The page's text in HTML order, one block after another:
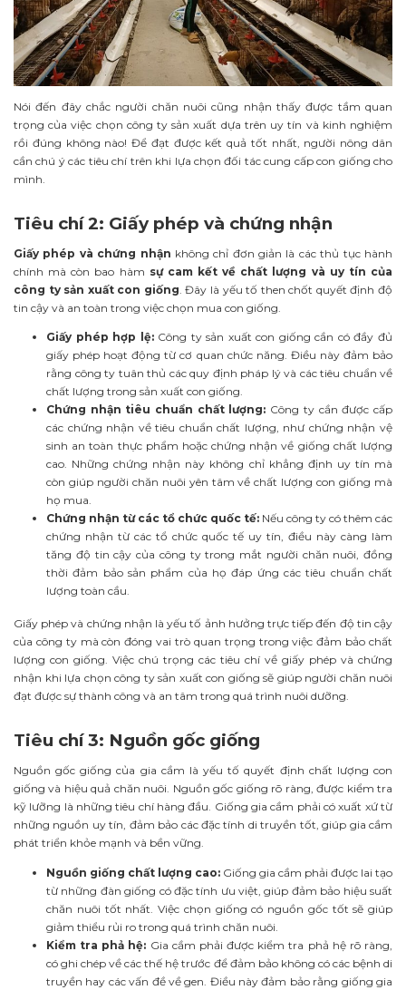
Nói đến đây chắc người chăn nuôi cũng nhận thấy được tầm quan
trọng của việc chọn công ty sản xuất dựa trên uy tín và kinh nghiệm
rồi đúng không nào! Để đạt được kết quả tốt nhất, người nông dân
cần chú ý các tiêu chí trên khi lựa chọn đối tác cung cấp con giống cho
mình.
Tiêu chí 2: Giấy phép và chứng nhận
Giấy phép và chứng nhận không chỉ đơn giản là các thủ tục hành
chính mà còn bao hàm sự cam kết về chất lượng và uy tín của
công ty sản xuất con giống . Đây là yếu tố then chốt quyết định độ
tin cậy và an toàn trong việc chọn mua con giống.
Giấy phép hợp lệ:Công ty sản xuất con giống cần có đầy đủ
giấy phép hoạt động từ cơ quan chức năng. Điều này đảm bảo
rằng công ty tuân thủ các quy định pháp lý và các tiêu chuẩn về
chất lượng trong sản xuất con giống.
Chứng nhận tiêu chuẩn chất lượng: Công ty cần được cấp
các chứng nhận về tiêu chuẩn chất lượng, như chứng nhận vệ
sinh an toàn thực phẩm hoặc chứng nhận về giống chất lượng
cao. Những chứng nhận này không chỉ khẳng định uy tín mà
còn giúp người chăn nuôi yên tâm về chất lượng con giống mà
họ mua.
Chứng nhận từ các tổ chức quốc tế: Nếu công ty có thêm các
chứng nhận từ các tổ chức quốc tế uy tín, điều này càng làm
tăng độ tin cậy của công ty trong mắt người chăn nuôi, đồng
thời đảm bảo sản phẩm của họ đáp ứng các tiêu chuẩn chất
lượng toàn cầu.
Giấy phép và chứng nhận là yếu tố ảnh hưởng trực tiếp đến độ tin cậy
của công ty mà còn đóng vai trò quan trọng trong việc đảm bảo chất
lượng con giống. Việc chú trọng các tiêu chí về giấy phép và chứng
nhận khi lựa chọn công ty sản xuất con giống sẽ giúp người chăn nuôi
đạt được sự thành công và an tâm trong quá trình nuôi dưỡng.
Tiêu chí 3: Nguồn gốc giống
Nguồn gốc giống của gia cầm là yếu tố quyết định chất lượng con
giống và hiệu quả chăn nuôi. Nguồn gốc giống rõ ràng, được kiểm tra
kỹ lưỡng là những tiêu chí hàng đầu. Giống gia cầm phải có xuất xứ từ
những nguồn uy tín, đảm bảo các đặc tính di truyền tốt, giúp gia cầm
phát triển khỏe mạnh và bền vững.
Nguồn giống chất lượng cao: Giống gia cầm phải được lai tạo
từ những đàn giống có đặc tính ưu việt, giúp đảm bảo hiệu suất
chăn nuôi tốt nhất. Việc chọn giống có nguồn gốc tốt sẽ giúp
giảm thiểu rủi ro trong quá trình chăn nuôi.
Kiểm tra phả hệ: Gia cầm phải được kiểm tra phả hệ rõ ràng,
có ghi chép về các thế hệ trước để đảm bảo không có các bệnh di
truyền hay các vấn đề về gen. Điều này đảm bảo rằng giống gia